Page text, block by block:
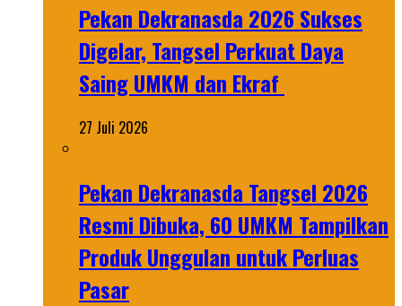
Pekan Dekranasda 2026 Sukses
Digelar, Tangsel Perkuat Daya
Saing UMKM dan Ekraf
27 Juli 2026
Pekan Dekranasda Tangsel 2026
Resmi Dibuka, 60 UMKM Tampilkan
Produk Unggulan untuk Perluas
Pasar